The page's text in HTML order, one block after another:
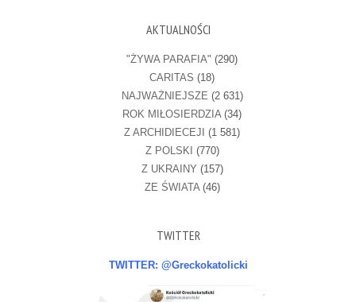
AKTUALNOŚCI
"ŻYWA PARAFIA" (290)
CARITAS (18)
NAJWAŻNIEJSZE (2 631)
ROK MIŁOSIERDZIA(34)
Z ARCHIDIECEJI (1 581)
Z POLSKI (770)
Z UKRAINY (157)
ZE ŚWIATA(46)
TWITTER
TWITTER: @Greckokatolicki